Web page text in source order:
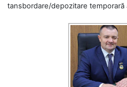
tansbordare/depozitare temporară